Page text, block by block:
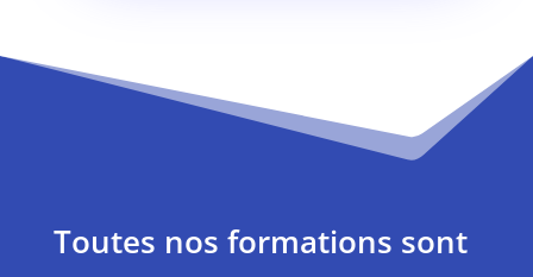
Toutes nos formations sont